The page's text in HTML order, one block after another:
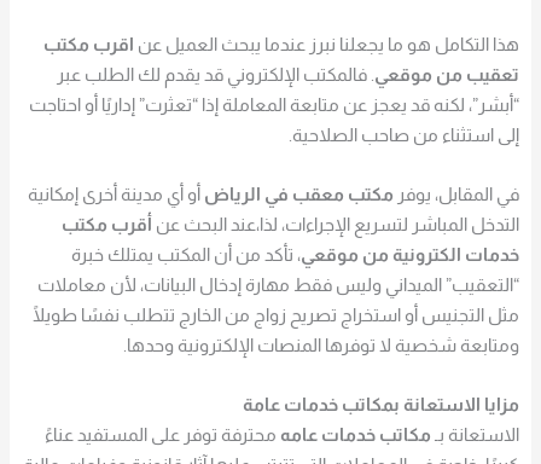
هذا التكامل هو ما يجعلنا نبرز عندما يبحث العميل عن اقرب مكتب
تعقيب من موقعي . فالمكتب الإلكتروني قد يقدم لك الطلب عبر
“أبشر”، لكنه قد يعجز عن متابعة المعاملة إذا “تعثرت” إداريًا أو احتاجت
إلى استثناء من صاحب الصلاحية.
في المقابل، يوفر مكتب معقب في الرياض أو أي مدينة أخرى إمكانية
التدخل المباشر لتسريع الإجراءات، لذا،عند البحث عن أقرب مكتب
خدمات الكترونية من موقعي، تأكد من أن المكتب يمتلك خبرة
“التعقيب” الميداني وليس فقط مهارة إدخال البيانات، لأن معاملات
مثل التجنيس أو استخراج تصريح زواج من الخارج تتطلب نفسًا طويلًا
ومتابعة شخصية لا توفرها المنصات الإلكترونية وحدها.
مزايا الاستعانة بمكاتب خدمات عامة
الاستعانة بـ مكاتب خدمات عامه محترفة توفر على المستفيد عناءً